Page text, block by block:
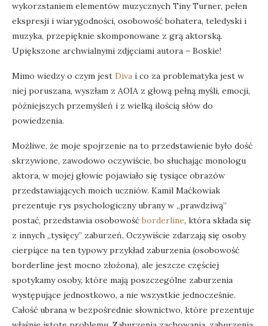
wykorzstaniem elementów muzycznych Tiny Turner, pełen
ekspresji i wiarygodności, osobowość bohatera, teledyski i
muzyka, przepięknie skomponowane z grą aktorską.
Upiększone archwialnymi zdjęciami autora – Boskie!
Mimo wiedzy o czym jest Diva i co za problematyka jest w
niej poruszana, wyszłam z AOIA z głową pełną myśli, emocji,
późniejszych przemyśleń i z wielką ilością słów do
powiedzenia.
Możliwe, że moje spojrzenie na to przedstawienie było dość
skrzywione, zawodowo oczywiście, bo słuchając monologu
aktora, w mojej głowie pojawiało się tysiące obrazów
przedstawiających moich uczniów. Kamil Maćkowiak
prezentuje rys psychologiczny ubrany w „prawdziwą”
postać, przedstawia osobowość borderline, która składa się
z innych „tysięcy” zaburzeń. Oczywiście zdarzają się osoby
cierpiące na ten typowy przykład zaburzenia (osobowość
borderline jest mocno złożona), ale jeszcze częściej
spotykamy osoby, które mają poszczególne zaburzenia
występujące jednostkowo, a nie wszystkie jednocześnie.
Całość ubrana w bezpośrednie słownictwo, które prezentuje